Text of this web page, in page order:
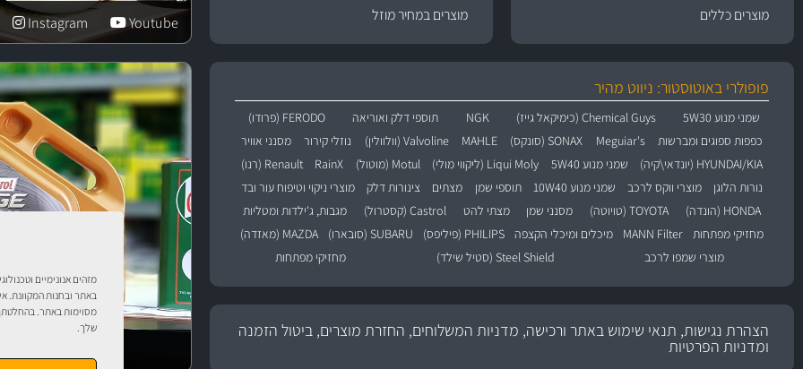
מזהים אנונימיים
באתר ובחנות המקוונת.
מסוימות באתר.
שלך.
מוצרים כללים
מוצרים במחיר מוזל
Youtube
Instagram
פופולרי באוטוסטור: ניווט מהיר
שמני מנוע 5W30 Chemical Guys (כימיקאל גייז) NGK תוספי דלק ואוריאה
FERODO (פרודו)
כפפות ספוגים ומברשות
Meguiar's SONAX (סונקס) MAHLE Valvoline (וולוולין) נוזלי קירור
מסנני אוויר
HYUNDAI/KIA (יונדאי\קיה)
שמני מנוע 5W40 Liqui Moly (ליקווי מולי) Motul (מוטול) RainX
Renault (רנו)
נורות הלוגן
מוצרי ווקס לרכב שמני מנוע 10W40 תוספי שמן מצתים צינורות דלק
מוצרי ניקוי וטיפוח עור ובד
HONDA (הונדה)
TOYOTA (טויוטה) מסנני שמן מצתי להט Castrol (קסטרול)
מגבות, ג'ילדות ומטליות
מחזיקי מפתחות
MANN Filter מיכלים ומיכלי הקצפה PHILIPS (פיליפס) SUBARU (סובארו)
MAZDA (מאזדה)
מוצרי שמפו לרכב
Steel Shield (סטיל שילד) מחזיקי מפתחות
הצהרת נגישות, תנאי שימוש באתר ורכישה, מדניות המשלוחים, החזרת מוצרים, ביטול הזמנה
ומדניות הפרטיות